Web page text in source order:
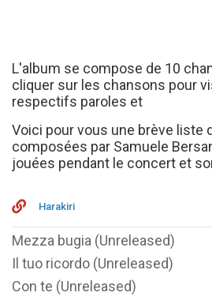
L'album se compose de 10
cliquer sur les chansons pour
respectifs paroles et
Voici pour vous une brève liste
composées par Samuele
jouées pendant le concert et
Harakiri
Mezza bugia (Unreleased)
Il tuo ricordo (Unreleased)
Con te (Unreleased)